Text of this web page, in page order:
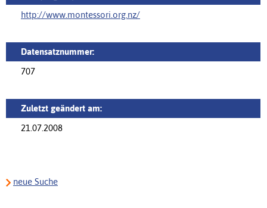
http://www.montessori.org.nz/
Datensatznummer:
707
Zuletzt geändert am:
21.07.2008
neue Suche